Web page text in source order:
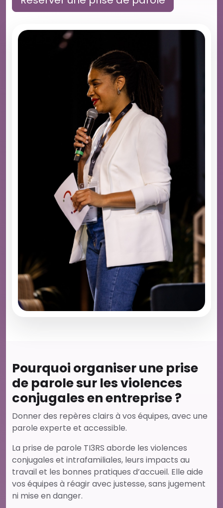
Pourquoi organiser une prise
de parole sur les violences
conjugales en entreprise ?
Donner des repères clairs à vos équipes, avec une
parole experte et accessible.
La prise de parole TI3RS aborde les violences
conjugales et intrafamiliales, leurs impacts au
travail et les bonnes pratiques d’accueil. Elle aide
vos équipes à réagir avec justesse, sans jugement
ni mise en danger.